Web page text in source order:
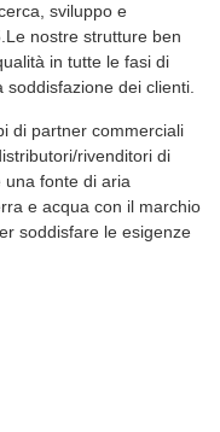
sviluppo e
nostre strutture ben
in tutte le fasi di
dei clienti.
di partner commerciali
rivenditori di
fonte di aria
e acqua con il marchio
soddisfare le esigenze